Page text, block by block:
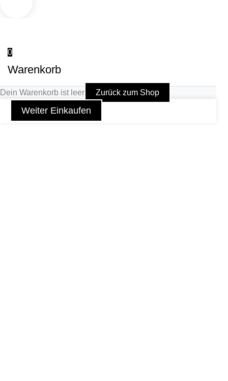
0
Warenkorb
Dein Warenkorb ist leer Zurück zum Shop
Weiter Einkaufen